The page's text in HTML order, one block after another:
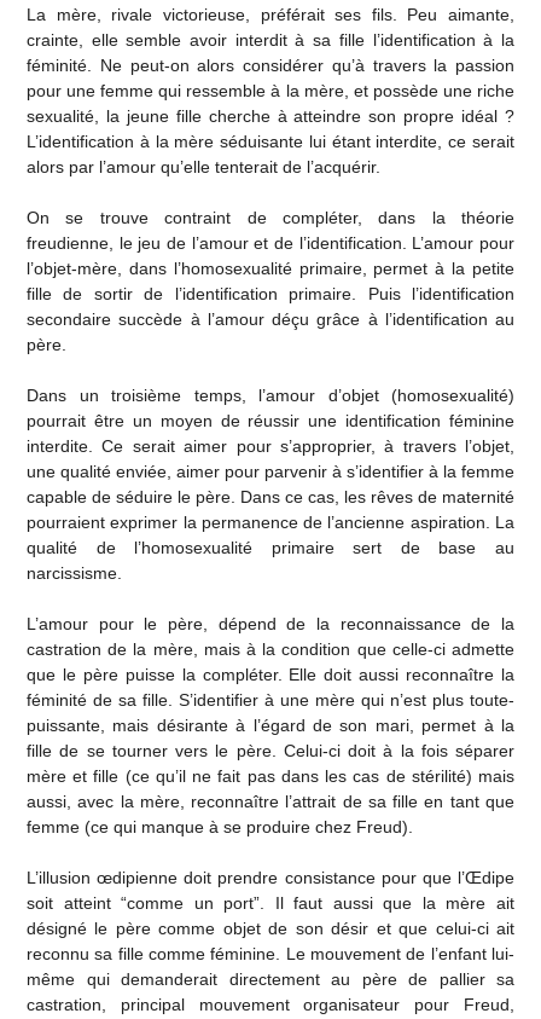
La mère, rivale victorieuse, préférait ses fils. Peu aimante,
crainte, elle semble avoir interdit à sa fille l’identification à la
féminité. Ne peut-on alors considérer qu’à travers la passion
pour une femme qui ressemble à la mère, et possède une riche
sexualité, la jeune fille cherche à atteindre son propre idéal ?
L’identification à la mère séduisante lui étant interdite, ce serait
alors par l’amour qu’elle tenterait de l’acquérir.
On se trouve contraint de compléter, dans la théorie
freudienne, le jeu de l’amour et de l’identification. L’amour pour
l’objet-mère, dans l’homosexualité primaire, permet à la petite
fille de sortir de l’identification primaire. Puis l’identification
secondaire succède à l’amour déçu grâce à l’identification au
père.
Dans un troisième temps, l’amour d’objet (homosexualité)
pourrait être un moyen de réussir une identification féminine
interdite. Ce serait aimer pour s’approprier, à travers l’objet,
une qualité enviée, aimer pour parvenir à s’identifier à la femme
capable de séduire le père. Dans ce cas, les rêves de maternité
pourraient exprimer la permanence de l’ancienne aspiration. La
qualité de l’homosexualité primaire sert de base au
narcissisme.
L’amour pour le père, dépend de la reconnaissance de la
castration de la mère, mais à la condition que celle-ci admette
que le père puisse la compléter. Elle doit aussi reconnaître la
féminité de sa fille. S’identifier à une mère qui n’est plus toute-
puissante, mais désirante à l’égard de son mari, permet à la
fille de se tourner vers le père. Celui-ci doit à la fois séparer
mère et fille (ce qu’il ne fait pas dans les cas de stérilité) mais
aussi, avec la mère, reconnaître l’attrait de sa fille en tant que
femme (ce qui manque à se produire chez Freud).
L’illusion œdipienne doit prendre consistance pour que l’Œdipe
soit atteint “comme un port”. Il faut aussi que la mère ait
désigné le père comme objet de son désir et que celui-ci ait
reconnu sa fille comme féminine. Le mouvement de l’enfant lui-
même qui demanderait directement au père de pallier sa
castration, principal mouvement organisateur pour Freud,